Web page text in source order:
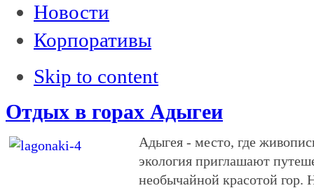
Новости
Корпоративы
Skip to content
Отдых в горах Адыгеи
Адыгея - место, где
экология приглашают
необычайной красотой гор.